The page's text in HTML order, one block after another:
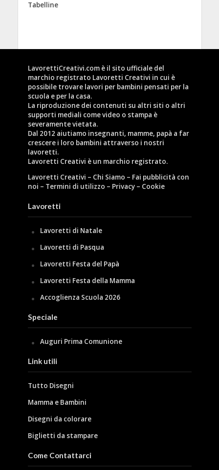
Tabelline
LavorettiCreativi.com è il sito ufficiale del
marchio registrato Lavoretti Creativi in cui è
possibile trovare lavori per bambini pensati per la
scuola e per la casa.
La riproduzione dei contenuti su altri siti o altri
supporti mediali come video o stampa è
severamente vietata.
Dal 2012 aiutiamo insegnanti, mamme, papà a far
crescere i loro bambini attraverso i nostri
lavoretti.
Lavoretti Creativi è un marchio registrato.
Lavoretti Creativi – Chi Siamo – Fai pubblicità con
noi – Termini di utilizzo – Privacy– Cookie
Lavoretti
Lavoretti di Natale
Lavoretti di Pasqua
Lavoretti Festa del Papà
Lavoretti Festa della Mamma
Accoglienza Scuola 2026
Speciale
Auguri Prima Comunione
Link utili
Tutto Disegni
Mamma e Bambini
Disegni da colorare
Biglietti da stampare
Come Contattarci